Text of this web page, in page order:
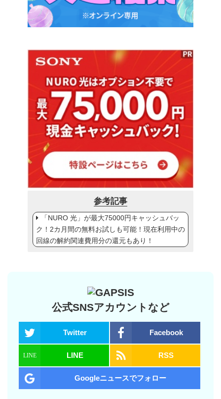
参考記事
「NURO 光」が最大75000円キャッシュバッ
ク！2カ月間の無料お試しも可能！現在利用中の
回線の解約関連費用分の還元もあり！
公式SNSアカウントなど
Twitter Facebook
LINE RSS
Googleニュースでフォロー